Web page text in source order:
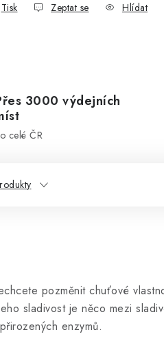
Tisk Zeptat se Hlídat
3000 výdejních
celé ČR
pozměnit chuťové
sladivost je něco mezi
enzymů.